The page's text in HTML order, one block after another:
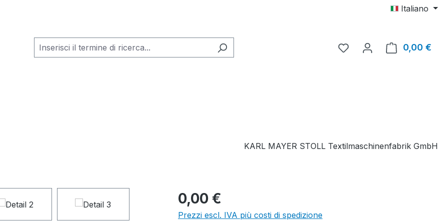
Italiano
Hai 0 articoli nella lista
0,00 €
KARL MAYER STOLL Textilmaschinenfabrik GmbH
0,00 €
Prezzi escl. IVA più costi di spedizione